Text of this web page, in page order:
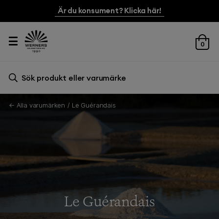
Är du konsument? Klicka här!
0
Sök
← Alla varumärken Le Guérandais
Le Guérandais